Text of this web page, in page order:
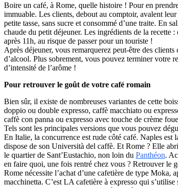
Boire un café, à Rome, quelle histoire ! Pour en
immuable. Les clients, debout au comptoir, avalent
petite tasse, sans sucre et consommé d’une traite. En
chaude du petit déjeuner. Les ingrédients de la recette
après 11h, au risque de passer pour un touriste !
Après déjeuner, vous remarquerez peut-être des
d’alcool. Plus sobrement, vous pouvez terminer votre
d’intensité de l’arôme !
Pour retrouver le goût de votre café romain
Bien sûr, il existe de nombreuses variantes de cette
doppio ou double expresso, caffè macchiato ou
caffè con panna ou expresso avec touche de crème
Tels sont les principales versions que vous pouvez
En Italie, la concurrence est rude côté café. Naples est
dispose de son Università del caffè. Et Rome ? Elle
le quartier de Sant’Eustachio, non loin du Panthéon.
en faire quoi, une fois rentré chez vous ? Retrouver le
Rome nécessite l’achat d’une cafetière de type Moka,
macchinetta. C’est LA cafetière à expresso qui